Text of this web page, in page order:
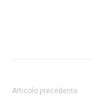
Articolo precedente